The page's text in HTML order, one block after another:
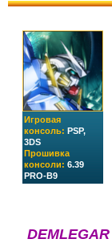
Игровая
консоль: PSP,
3DS
Прошивка
консоли: 6.39
PRO-B9
DEMLEGAR